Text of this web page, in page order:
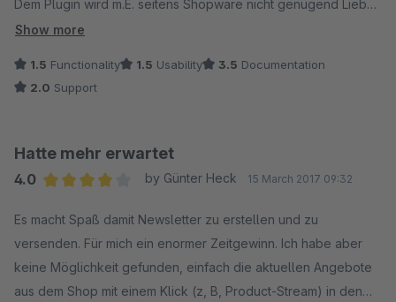
Der Umstieg auf das Premium NL-Modul von Shopware hat
sich für uns mehr als gelohnt. Wir sind mehr als zufrieden mit
Dem Plugin wird m.E. seitens Shopware nicht genügend Liebe
und Aufmerksamkeit entgegengebracht.
Reporting- und Statistikfunktionen. Der Versand einer
größeren Anzahl an Newslettern führt bei unserem Server zu
empfiehlt, die Server-Einstellungen entsprechend anpassen,
der Hoster (Hosteurope) sagt, das kommt nicht in Frage, da
Grund seien seitens SW schlecht optimierte MySQL-SELECTs
und empfiehlt durch sinnvolle Indizes in der Datenbank das
Problem zu lösen.
Wir werden das Plugin in diesem Zustand nicht einsetzen.
Show more
1.5 Functionality 1.5 Usability 3.5 Documentation
2.0 Support
Hatte mehr erwartet
4.0
by Günter Heck 15 March 2017 09:32
Es macht Spaß damit Newsletter zu erstellen und zu
versenden. Für mich ein enormer Zeitgewinn. Ich habe aber
keine Möglichkeit gefunden, einfach die aktuellen Angebote
aus dem Shop mit einem Klick (z, B, Product-Stream) in den